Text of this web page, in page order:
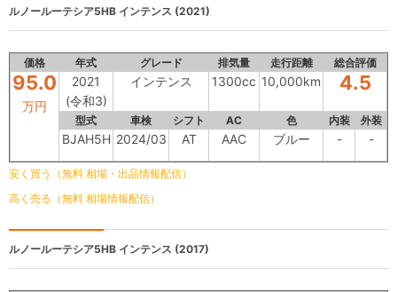
ルノールーテシア5HB インテンス (2021)
価格 年式 グレード 排気量 走行距離 総合評価
95.0
万円
2021
(令和3)
インテンス 1300cc 10,000km 4.5
型式 車検 シフト AC 色 内装 外装
BJAH5H 2024/03 AT AAC ブルー - -
安く買う（無料 相場・出品情報配信）
高く売る（無料 相場情報配信）
ルノールーテシア5HB インテンス (2017)